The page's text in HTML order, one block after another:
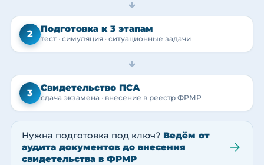
→
2 Подготовка к 3 этапам
тест · симуляция · ситуационные задачи
→
3 Свидетельство ПСА
сдача экзамена · внесение в реестр ФРМР
Нужна подготовка под ключ? Ведём от
аудита документов до внесения
свидетельства в ФРМР